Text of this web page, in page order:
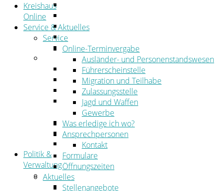
Ansprechpersonen
Formulare
Öffnungszeiten
Aktuelles
Stellenangebote
Azubiportal
Pressemitteilungen
Bekanntmachungen & öffentliche
Zustellungen
Kehrbezirksausschreibungen
Amtsblatt
Öffentliche Ausschreibungen
Politik &
Verwaltung
Politik
Kreistag
Kreishaus
Online
Service & Aktuelles
Service
Online-Terminvergabe
Ausländer- und Personenstandswesen
Führerscheinstelle
Migration und Teilhabe
Zulassungsstelle
Jagd und Waffen
Gewerbe
Was erledige ich wo?
Ansprechpersonen
Kontakt
Formulare
Öffnungszeiten
Aktuelles
Stellenangebote